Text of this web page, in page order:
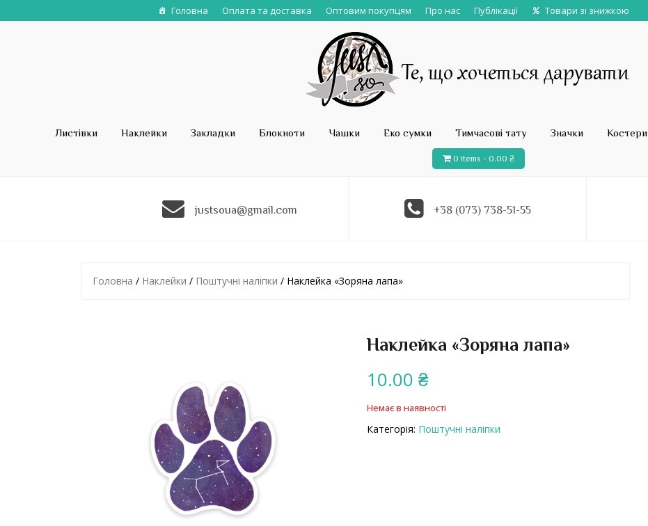
Головна Оплата та доставка Оптовим покупцям Про нас Публікації Товари зі знижкою
Листівки Наклейки Закладки Блокноти Чашки Еко сумки Тимчасові тату Значки Костери
0 items - 0.00 ₴
justsoua@gmail.com +38 (073) 738-51-55
Головна / Наклейки / Поштучні наліпки / Наклейка «Зоряна лапа»
Наклейка «Зоряна лапа»
10.00 ₴
Немає в наявності
Категорія: Поштучні наліпки